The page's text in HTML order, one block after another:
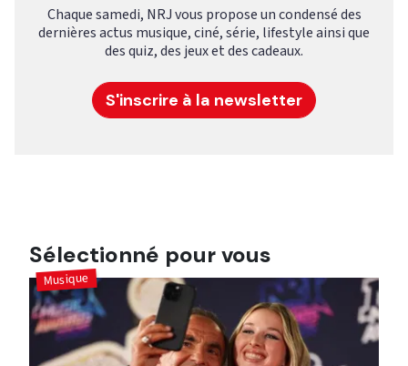
Chaque samedi, NRJ vous propose un condensé des
dernières actus musique, ciné, série, lifestyle ainsi que
des quiz, des jeux et des cadeaux.
S'inscrire à la newsletter
Sélectionné pour vous
Musique